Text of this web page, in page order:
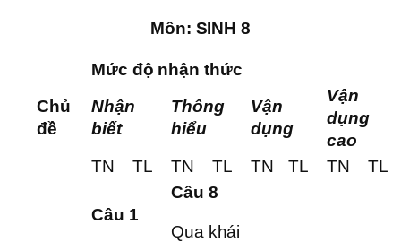
Môn: SINH 8
Chủ
đề
Mức độ nhận thức
Nhận
biết
Thông
hiểu
Vận
dụng
Vận
dụng
cao
TN
TL TN TL TN TL TN TL
Câu 1
Câu 8
Qua khái